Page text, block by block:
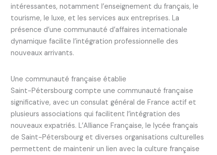
intéressantes, notamment l’enseignement du français, le
tourisme, le luxe, et les services aux entreprises. La
présence d’une communauté d’affaires internationale
dynamique facilite l’intégration professionnelle des
nouveaux arrivants.
Une communauté française établie
Saint-Pétersbourg compte une communauté française
significative, avec un consulat général de France actif et
plusieurs associations qui facilitent l’intégration des
nouveaux expatriés. L’Alliance Française, le lycée français
de Saint-Pétersbourg et diverses organisations culturelles
permettent de maintenir un lien avec la culture française